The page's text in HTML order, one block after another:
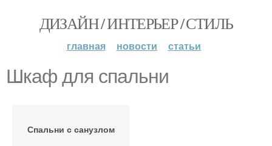
ДИЗАЙН / ИНТЕРЬЕР / СТИЛЬ
главная новости статьи
Шкаф для спальни
Спальни с санузлом